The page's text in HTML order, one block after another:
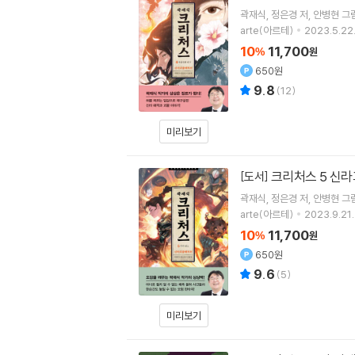
미리보기
곽재식 정은경 저 안병현 그
arte(아르테)
2023.5.22.
10% 11,700원
650원
9.8 (12)
미리보기
[도서] 크리처스 5 신
곽재식 정은경 저 안병현 그
arte(아르테)
2023.9.21.
10% 11,700원
650원
9.6 (5)